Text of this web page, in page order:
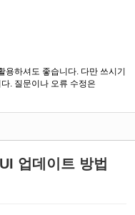
하셔도 좋습니다. 다만 쓰시기
. 질문이나 오류 수정은
업데이트 방법